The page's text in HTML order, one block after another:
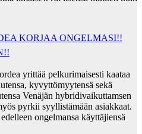
KORJAA ONGELMASI!!
yrittää pelkurimaisesti kaataa
kyvyttömyytensä sekä
Venäjän hybridivaikuttamsen
pyrkii syyllistämään asiakkaat.
ongelmansa käyttäjiensä